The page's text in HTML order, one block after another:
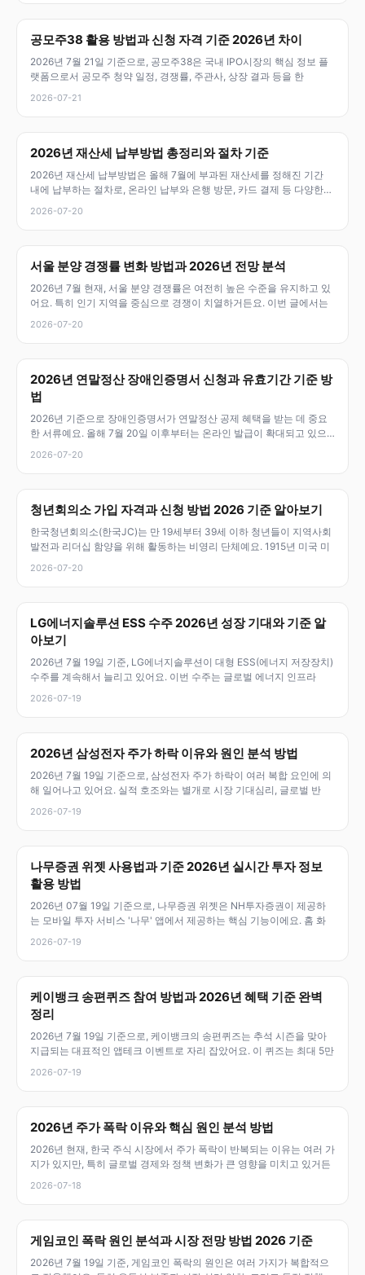
공모주38 활용 방법과 신청 자격 기준 2026년 차이
2026년 7월 21일 기준으로, 공모주38은 국내 IPO시장의 핵심 정보 플
랫폼으로서 공모주 청약 일정, 경쟁률, 주관사, 상장 결과 등을 한
2026-07-21
2026년 재산세 납부방법 총정리와 절차 기준
2026년 재산세 납부방법은 올해 7월에 부과된 재산세를 정해진 기간
내에 납부하는 절차로, 온라인 납부와 은행 방문, 카드 결제 등 다양한
2026-07-20
서울 분양 경쟁률 변화 방법과 2026년 전망 분석
2026년 7월 현재, 서울 분양 경쟁률은 여전히 높은 수준을 유지하고 있
어요. 특히 인기 지역을 중심으로 경쟁이 치열하거든요. 이번 글에서는
2026-07-20
2026년 연말정산 장애인증명서 신청과 유효기간 기준 방
법
2026년 기준으로 장애인증명서가 연말정산 공제 혜택을 받는 데 중요
한 서류예요. 올해 7월 20일 이후부터는 온라인 발급이 확대되고 있으
2026-07-20
청년회의소 가입 자격과 신청 방법 2026 기준 알아보기
한국청년회의소(한국JC)는 만 19세부터 39세 이하 청년들이 지역사회
발전과 리더십 함양을 위해 활동하는 비영리 단체예요. 1915년 미국 미
2026-07-20
LG에너지솔루션 ESS 수주 2026년 성장 기대와 기준 알
아보기
2026년 7월 19일 기준, LG에너지솔루션이 대형 ESS(에너지 저장장치)
수주를 계속해서 늘리고 있어요. 이번 수주는 글로벌 에너지 인프라
2026-07-19
2026년 삼성전자 주가 하락 이유와 원인 분석 방법
2026년 7월 19일 기준으로, 삼성전자 주가 하락이 여러 복합 요인에 의
해 일어나고 있어요. 실적 호조와는 별개로 시장 기대심리, 글로벌 반
2026-07-19
나무증권 위젯 사용법과 기준 2026년 실시간 투자 정보
활용 방법
2026년 07월 19일 기준으로, 나무증권 위젯은 NH투자증권이 제공하
는 모바일 투자 서비스 '나무' 앱에서 제공하는 핵심 기능이에요. 홈 화
2026-07-19
케이뱅크 송편퀴즈 참여 방법과 2026년 혜택 기준 완벽
정리
2026년 7월 19일 기준으로, 케이뱅크의 송편퀴즈는 추석 시즌을 맞아
지급되는 대표적인 앱테크 이벤트로 자리 잡았어요. 이 퀴즈는 최대 5만
2026-07-19
2026년 주가 폭락 이유와 핵심 원인 분석 방법
2026년 현재, 한국 주식 시장에서 주가 폭락이 반복되는 이유는 여러 가
지가 있지만, 특히 글로벌 경제와 정책 변화가 큰 영향을 미치고 있거든
2026-07-18
게임코인 폭락 원인 분석과 시장 전망 방법 2026 기준
2026년 7월 19일 기준, 게임코인 폭락의 원인은 여러 가지가 복합적으